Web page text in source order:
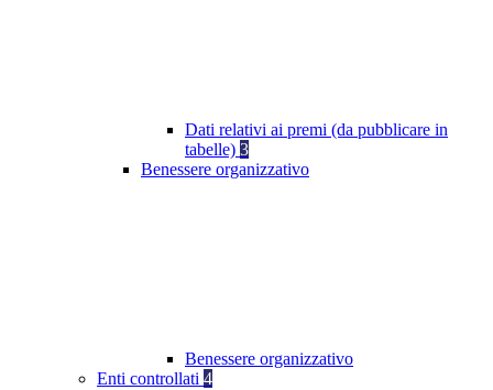
Dati relativi ai premi (da pubblicare in
tabelle) 3
Benessere organizzativo
Benessere organizzativo
Enti controllati 4